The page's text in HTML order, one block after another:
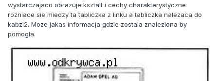
wystarczajaco obrazuje ksztalt i cechy charakterystyczne
rozniace sie miedzy ta tabliczka z linku a tabliczka nalezaca do
kabzi2. Moze jakas informacja gdzie zostala znaleziona by
pomogla.